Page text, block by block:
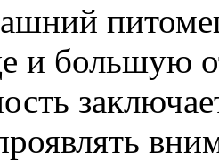
и большую